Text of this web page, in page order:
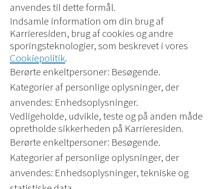
anvendes til dette formål.
Indsamle information om din brug af
Karrieresiden, brug af cookies og andre
sporingsteknologier, som beskrevet i vores
Cookiepolitik.
Berørte enkeltpersoner: Besøgende.
Kategorier af personlige oplysninger, der
anvendes: Enhedsoplysninger.
Vedligeholde, udvikle, teste og på anden måde
opretholde sikkerheden på Karrieresiden.
Berørte enkeltpersoner: Besøgende.
Kategorier af personlige oplysninger, der
anvendes: Enhedsoplysninger, tekniske og